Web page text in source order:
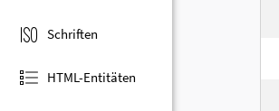
Schriften
HTML-Entitäten